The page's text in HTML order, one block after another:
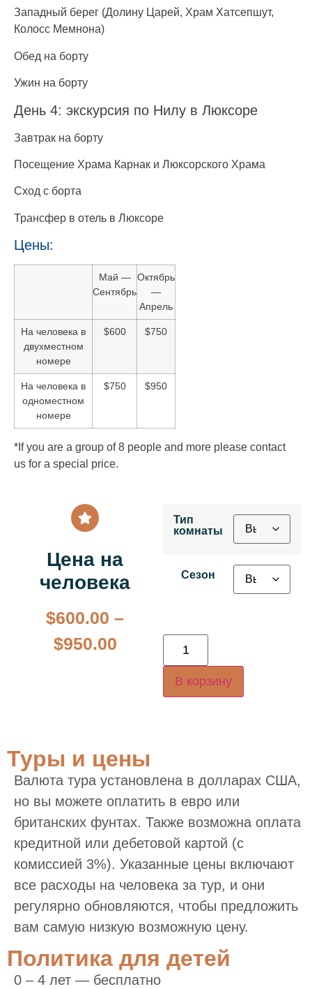
Западный берег (Долину Царей, Храм Хатсепшут,
Колосс Мемнона)
Обед на борту
Ужин на борту
День 4: экскурсия по Нилу в Люксоре
Завтрак на борту
Посещение Храма Карнак и Люксорского Храма
Сход с борта
Трансфер в отель в Люксоре
Цены:
Май —
Сентябрь
Октябрь
—
Апрель
На человека в
двухместном
номере
$600 $750
На человека в
одноместном
номере
$750 $950
*If you are a group of 8 people and more please contact
us for a special price.
Цена на
человека
$600.00 –
$950.00
Тип
комнаты
Сезон
В корзину
Туры и цены
Валюта тура установлена в долларах США,
но вы можете оплатить в евро или
британских фунтах. Также возможна оплата
кредитной или дебетовой картой (с
комиссией 3%). Указанные цены включают
все расходы на человека за тур, и они
регулярно обновляются, чтобы предложить
вам самую низкую возможную цену.
Политика для детей
0 – 4 лет — бесплатно